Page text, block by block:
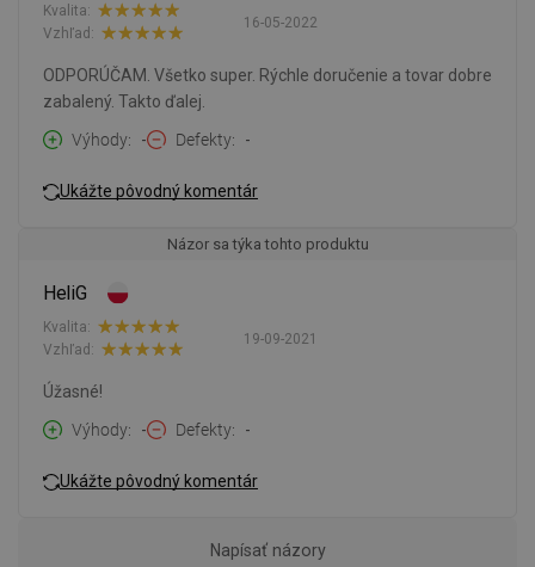
16-05-2022
Kvalita:
Vzhľad:
ODPORÚČAM. Všetko super. Rýchle doručenie a tovar dobre
zabalený. Takto ďalej.
Výhody
- Defekty -
Ukážte pôvodný komentár
Názor sa týka tohto produktu
HeliG
19-09-2021
Kvalita:
Vzhľad:
Úžasné!
Výhody
- Defekty -
Ukážte pôvodný komentár
Napísať názory